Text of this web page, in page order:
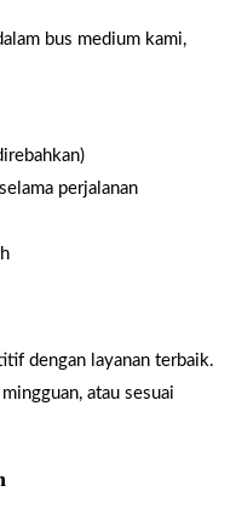
bus medium kami,
perjalanan
dengan layanan terbaik.
atau sesuai